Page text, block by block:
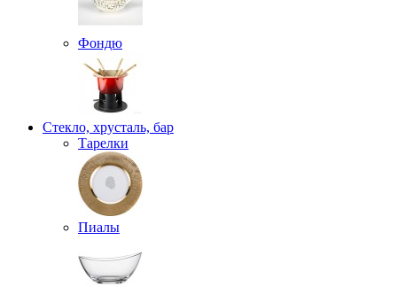
Фондю
Стекло, хрусталь, бар
Тарелки
Пиалы